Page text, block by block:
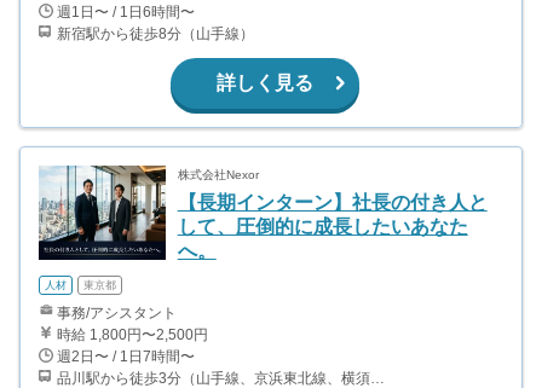
週1日〜 / 1日6時間〜
新宿駅から徒歩8分（山手線）
詳しく見る
株式会社Nexor
【長期インターン】社長の付き人と
して、圧倒的に成長したいあなた
へ。
人材 東京都
事務/アシスタント
時給 1,800円〜2,500円
週2日〜 / 1日7時間〜
品川駅から徒歩3分（山手線、京浜東北線、横須賀線、上野東京ライン、ほか） 上大岡駅～都内の送迎なので、横浜付近在住が望ましいです。